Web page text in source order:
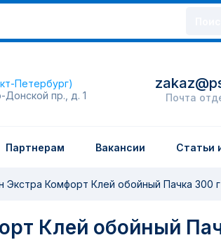
Петербург)
Донской пр., д. 1
Почта
Партнерам Вакансии Статьи
Комфорт Клей обойный Пачка 300 г
Клей обойный